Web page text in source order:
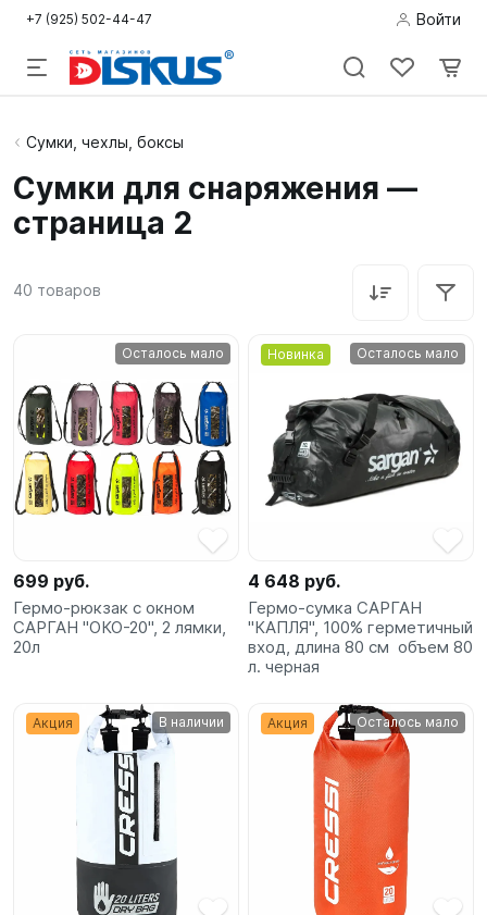
+7 (925) 502-44-47 Войти
Подводная
Дайвинг
Пляж
Фридайвинг
Детям
Бассейн
SUP-
Подарочные
Карты
Акции
Сумки, чехлы, боксы
Сумки для снаряжения —
страница 2
40 товаров
Осталось мало
699 руб.
Гермо-рюкзак с окном
САРГАН "ОКО-20", 2 лямки,
20л
Новинка Осталось мало
4 648 руб.
Гермо-сумка САРГАН
"КАПЛЯ", 100% герметичный
вход, длина 80 см объем 80
л. черная
Акция В наличии Акция Осталось мало